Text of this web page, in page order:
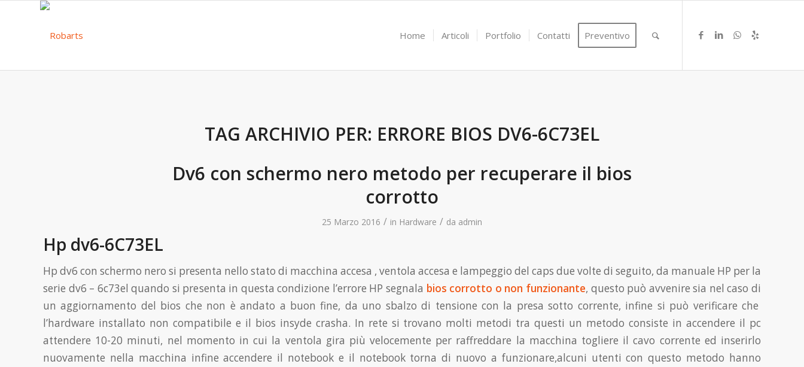
Home Articoli Portfolio Contatti Preventivo
TAG ARCHIVIO PER: ERRORE BIOS DV6-6C73EL
Dv6 con schermo nero metodo per recuperare il bios
corrotto
25 Marzo 2016 / in Hardware / da admin
Hp dv6-6C73EL
Hp dv6 con schermo nero si presenta nello stato di macchina accesa , ventola accesa e lampeggio del caps due volte di seguito, da manuale HP per la
serie dv6 – 6c73el quando si presenta in questa condizione l’errore HP segnala bios corrotto o non funzionante, questo può avvenire sia nel caso di
un aggiornamento del bios che non è andato a buon fine, da uno sbalzo di tensione con la presa sotto corrente, infine si può verificare che
l’hardware installato non compatibile e il bios insyde crasha. In rete si trovano molti metodi tra questi un metodo consiste in accendere il pc
attendere 10-20 minuti, nel momento in cui la ventola gira più velocemente per raffreddare la macchina togliere il cavo corrente ed inserirlo
nuovamente nella macchina infine accendere il notebook e il notebook torna di nuovo a funzionare,alcuni utenti con questo metodo hanno